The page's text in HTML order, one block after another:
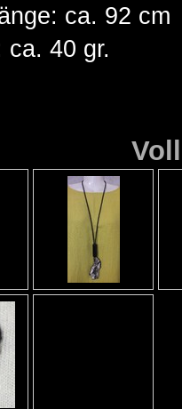
ca. 92 cm
ca. 40 gr.